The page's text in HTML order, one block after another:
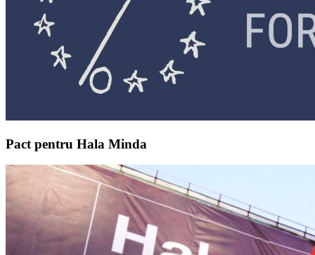
Pact pentru Hala Minda